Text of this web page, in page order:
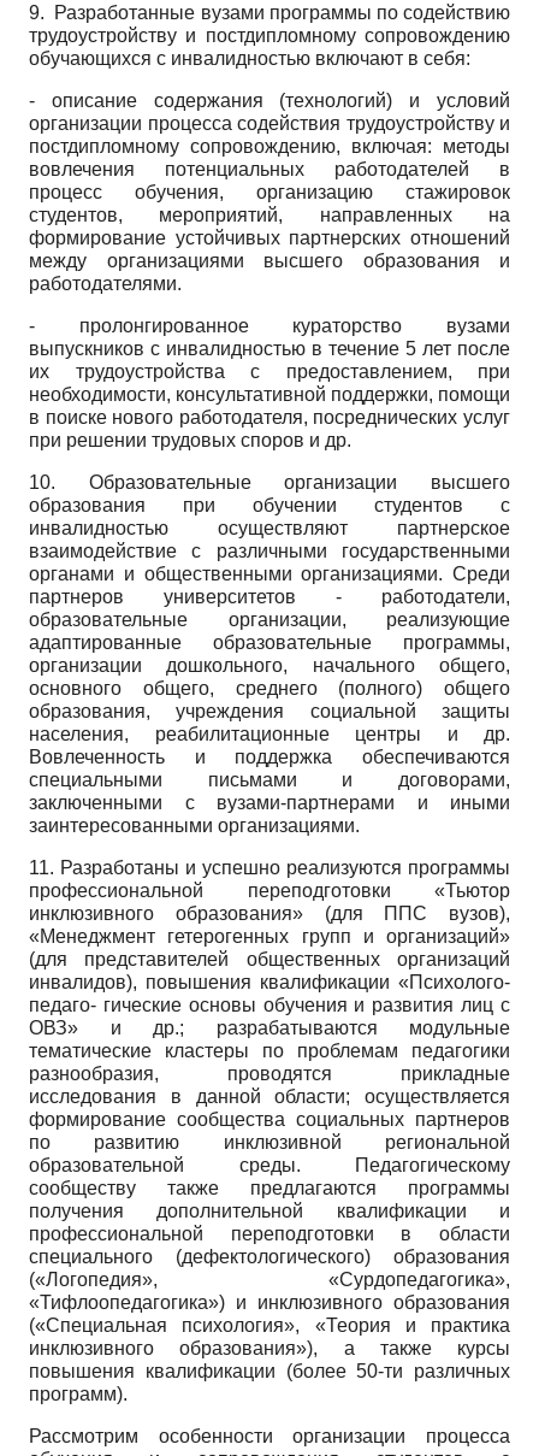
9. Разработанные вузами программы по содействию
трудоустройству и постдипломно­му сопровождению
обучающихся с инвалидностью включают в себя:
- описание содержания (технологий) и условий
организации процесса содействия трудоустройству и
постдипломному сопровождению, включая: методы
вовлечения потенциальных работодателей в
процесс обучения, организацию стажировок
студентов, мероприятий, направленных на
формирование устойчивых партнерских отношений
между организациями высшего образования и
работодателями.
- пролонгированное кураторство вузами
выпускников с инвалидностью в течение 5 лет после
их трудоустройства с предоставлением, при
необходимости, консультативной поддержки, помощи
в поиске нового работодателя, посреднических услуг
при решении трудовых споров и др.
10. Образовательные организации высшего
образования при обучении студентов с
инвалидностью осуществляют партнерское
взаимодействие с различными государственными
органами и общественными организациями. Среди
партнеров университетов - работодатели,
образовательные организации, реализующие
адаптированные образовательные программы,
организации дошкольного, начального общего,
основного общего, среднего (полного) общего
образования, учреждения социальной защиты
населения, реабилитационные центры и др.
Вовлеченность и поддержка обеспечиваются
специальными письмами и договорами,
заключенными с вузами-партнерами и иными
заинтересованными организациями.
11. Разработаны и успешно реализуются программы
профессиональной переподготовки «Тьютор
инклюзивного образования» (для ППС вузов),
«Менеджмент гетерогенных групп и организаций»
(для представителей общественных организаций
инвалидов), повышения квалификации «Психолого-
педаго- гические основы обучения и развития лиц с
ОВЗ» и др.; разрабатываются модульные
тематические кластеры по проблемам педагогики
разнообразия, проводятся прикладные
исследования в данной области; осуществляется
формирование сообщества социальных партнеров
по развитию инклюзивной региональной
образовательной среды. Педагогическому
сообществу также предлагаются программы
получения дополнительной квалификации и
профессиональной переподготовки в области
специального (дефектологического) образования
(«Логопедия», «Сурдопедагогика»,
«Тифлоопедагогика») и ин­клюзивного образования
(«Специальная психология», «Теория и практика
инклюзивно­го образования»), а также курсы
повышения квалификации (более 50-ти различных
программ).
Рассмотрим особенности организации процесса